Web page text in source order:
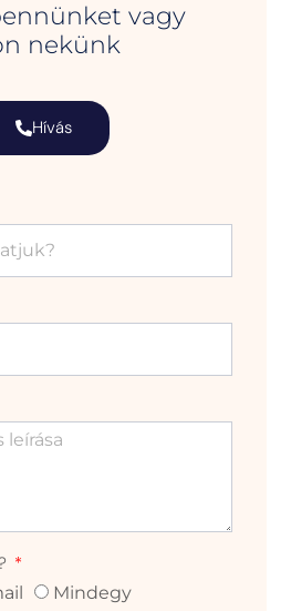
vagy
nekünk
Hívás
Mindegy